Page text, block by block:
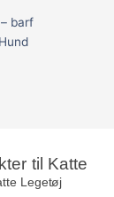
barf
til Katte
Legetøj